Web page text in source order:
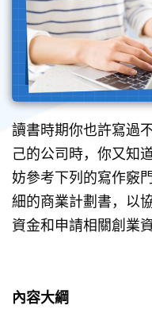
讀書時期你也許寫過
己的公司時，你又知
妨參考下列的寫作竅
細的商業計劃書，以
資金和申請相關創業資
內容大綱